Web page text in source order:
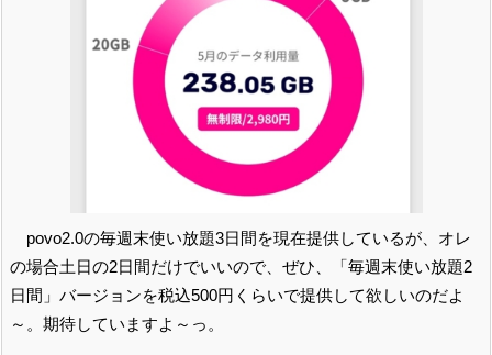
povo2.0の毎週末使い放題3日間を現在提供しているが、オレ
の場合土日の2日間だけでいいので、ぜひ、「毎週末使い放題2
日間」バージョンを税込500円くらいで提供して欲しいのだよ
～。期待していますよ～っ。